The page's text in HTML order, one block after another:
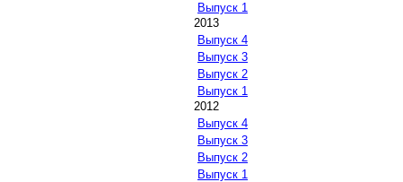
Выпуск 1
2013
Выпуск 4
Выпуск 3
Выпуск 2
Выпуск 1
2012
Выпуск 4
Выпуск 3
Выпуск 2
Выпуск 1